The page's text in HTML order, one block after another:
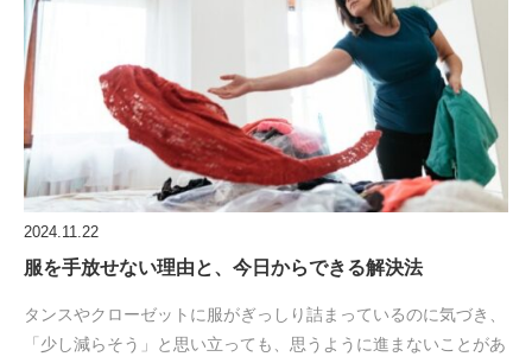
2024.11.22
服を手放せない理由と、今日からできる解決法
タンスやクローゼットに服がぎっしり詰まっているのに気づき、
「少し減らそう」と思い立っても、思うように進まないことがあ